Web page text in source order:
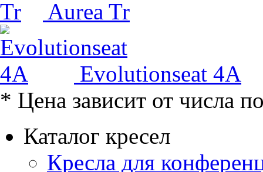
Aurea Tr
Evolutionseat 4A
* Цена зависит от числа
Каталог кресел
Кресла для